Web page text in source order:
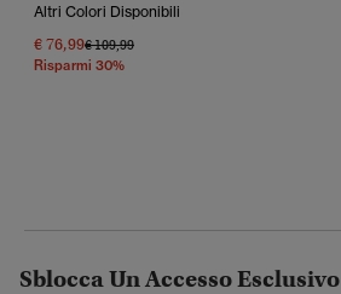
Altri Colori Disponibili
€ 76,99Prezzo Ridotto Da
€ 109,99A
Risparmi 30%
Sblocca Un Accesso Esclusivo